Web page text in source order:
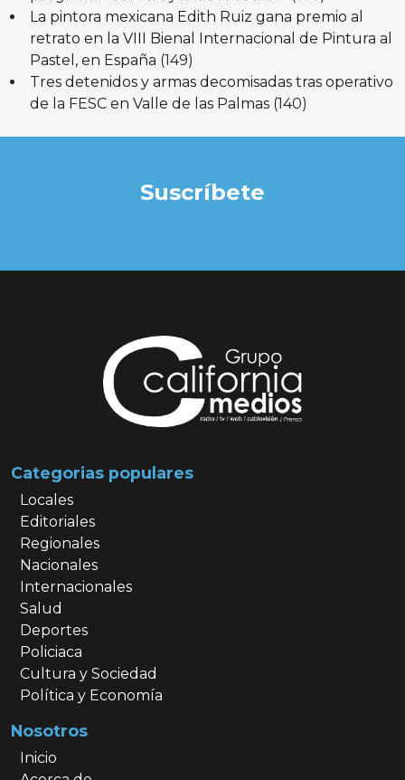
La pintora mexicana Edith Ruiz gana premio al
retrato en la VIII Bienal Internacional de Pintura al
Pastel, en España (149)
Tres detenidos y armas decomisadas tras operativo
de la FESC en Valle de las Palmas (140)
Suscríbete
Categorias populares
Locales
Editoriales
Regionales
Nacionales
Internacionales
Salud
Deportes
Policiaca
Cultura y Sociedad
Política y Economía
Nosotros
Inicio